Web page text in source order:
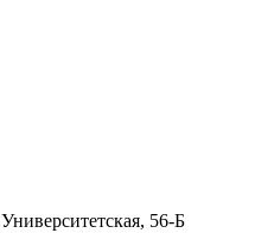
56-Б